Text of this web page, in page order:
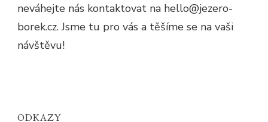
neváhejte nás kontaktovat na hello@jezero-
borek.cz. Jsme tu pro vás a těšíme se na vaši
návštěvu!
ODKAZY